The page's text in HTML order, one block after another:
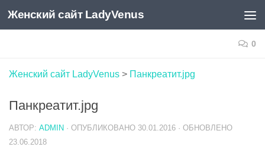
Skip to content
Женский сайт LadyVenus
0
Женский сайт LadyVenus > Панкреатит.jpg
Панкреатит.jpg
АВТОР: ADMIN · ОПУБЛИКОВАНО 30.01.2016 · ОБНОВЛЕНО
23.06.2018